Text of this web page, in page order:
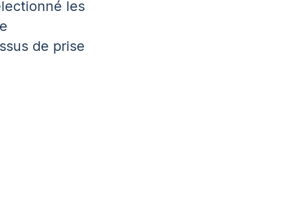
les
de prise